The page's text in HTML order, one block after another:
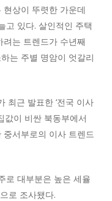
상이 뚜렷한 가운데
고 있다. 살인적인 주택
는 트렌드가 수년째
는 주별 명암이 엇갈리
최근 발표한 ‘전국 이사
값이 비싼 북동부에서
서부로의 이사 트렌드
로 대부분은 높은 세율
로 조사됐다.